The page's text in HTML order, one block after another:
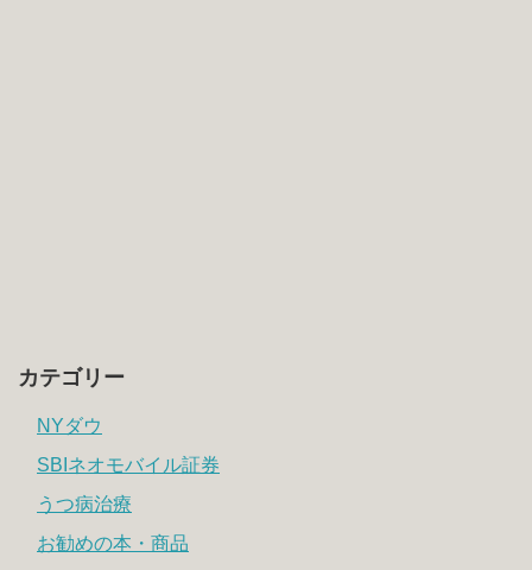
カテゴリー
NYダウ
SBIネオモバイル証券
うつ病治療
お勧めの本・商品